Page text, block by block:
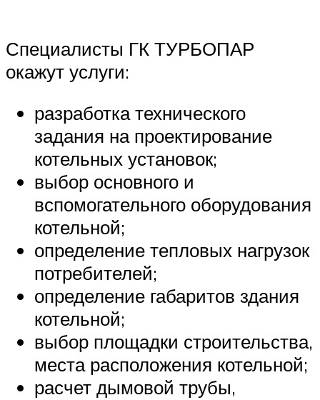
Специалисты ГК ТУРБОПАР
окажут услуги:
разработка технического
задания на проектирование
котельных установок;
выбор основного и
вспомогательного оборудования
котельной;
определение тепловых нагрузок
потребителей;
определение габаритов здания
котельной;
выбор площадки строительства,
места расположения котельной;
расчет дымовой трубы,